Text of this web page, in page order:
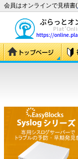
会員はオンラインで見積書(